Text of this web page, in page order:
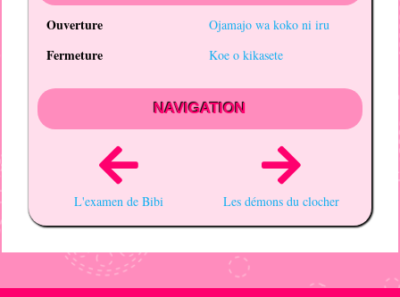
Ouverture Ojamajo wa koko ni iru
Fermeture Koe o kikasete
NAVIGATION
L'examen de Bibi Les démons du clocher